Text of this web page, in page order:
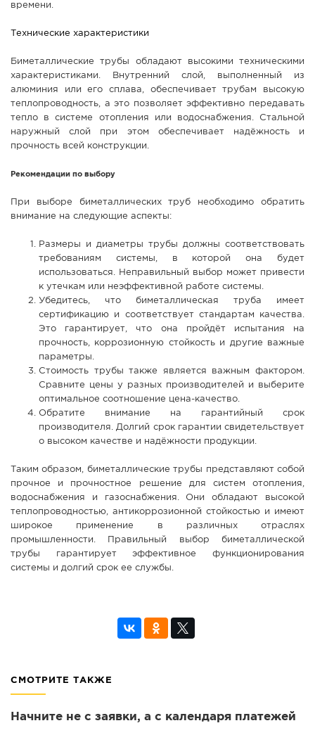
времени.
Технические характеристики
Биметаллические трубы обладают высокими техническими
характеристиками. Внутренний слой, выполненный из
алюминия или его сплава, обеспечивает трубам высокую
теплопроводность, а это позволяет эффективно передавать
тепло в системе отопления или водоснабжения. Стальной
наружный слой при этом обеспечивает надёжность и
прочность всей конструкции.
Рекомендации по выбору
При выборе биметаллических труб необходимо обратить
внимание на следующие аспекты:
Размеры и диаметры трубы должны соответствовать
требованиям системы, в которой она будет
использоваться. Неправильный выбор может привести
к утечкам или неэффективной работе системы.
Убедитесь, что биметаллическая труба имеет
сертификацию и соответствует стандартам качества.
Это гарантирует, что она пройдёт испытания на
прочность, коррозионную стойкость и другие важные
параметры.
Стоимость трубы также является важным фактором.
Сравните цены у разных производителей и выберите
оптимальное соотношение цена-качество.
Обратите внимание на гарантийный срок
производителя. Долгий срок гарантии свидетельствует
о высоком качестве и надёжности продукции.
Таким образом, биметаллические трубы представляют собой
прочное и прочностное решение для систем отопления,
водоснабжения и газоснабжения. Они обладают высокой
теплопроводностью, антикоррозионной стойкостью и имеют
широкое применение в различных отраслях
промышленности. Правильный выбор биметаллической
трубы гарантирует эффективное функционирования
системы и долгий срок ее службы.
СМОТРИТЕ ТАКЖЕ
Начните не с заявки, а с календаря платежей